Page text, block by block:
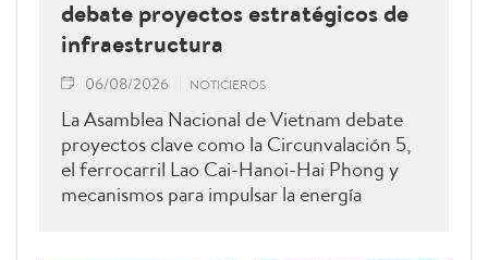
debate proyectos estratégicos de
infraestructura
06/08/2026 NOTICIEROS
La Asamblea Nacional de Vietnam debate
proyectos clave como la Circunvalación 5,
el ferrocarril Lao Cai-Hanoi-Hai Phong y
mecanismos para impulsar la energía